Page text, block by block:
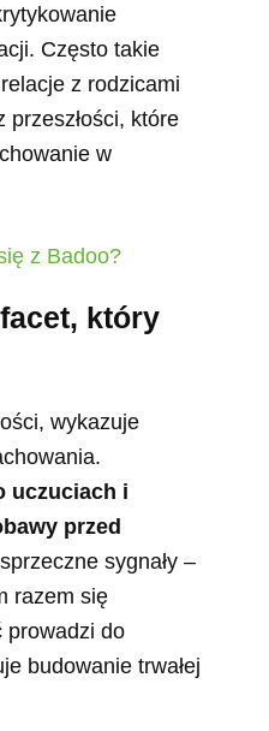
Często takie
z rodzicami
przeszłości, które
w
z Badoo?
który
wykazuje
uczuciach i
przed
sygnały –
razem się
prowadzi do
budowanie trwałej